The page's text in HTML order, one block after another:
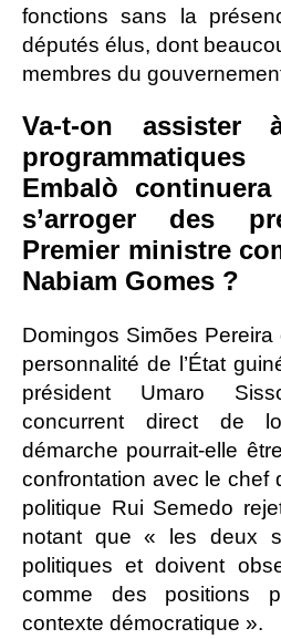
fonctions sans la
députés élus, dont
membres du
Va-t-on assister
Embalò
s’arroger des
Premier ministre
Nabiam Gomes ?
Domingos Simões
personnalité de l’État
président Umaro
concurrent direct de
démarche pourrait-elle
confrontation avec le chef
politique Rui Semedo
notant que « les deux
politiques et doivent
comme des positions
contexte démocratique ».